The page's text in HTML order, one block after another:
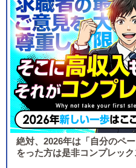
絶対、2026年は「自分のペ
をった方は是非コンプレッ